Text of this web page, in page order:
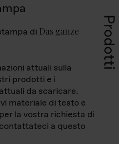
Prodotti
di Das ganze
attuali sulla
prodotti e i
da scaricare.
materiale di testo e
la vostra richiesta di
a questo